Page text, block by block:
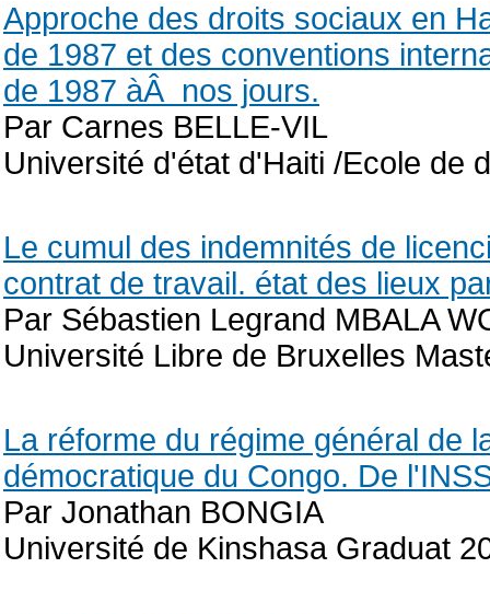
Approche des droits sociaux en
de 1987 et des conventions
de 1987 àÂ nos jours.
Par Carnes BELLE-VIL
Université d'état d'Haiti /Ecole de
Le cumul des indemnités de
contrat de travail. état des lieux
Par Sébastien Legrand MBALA
Université Libre de Bruxelles
La réforme du régime général de
démocratique du Congo. De
Par Jonathan BONGIA
Université de Kinshasa Graduat